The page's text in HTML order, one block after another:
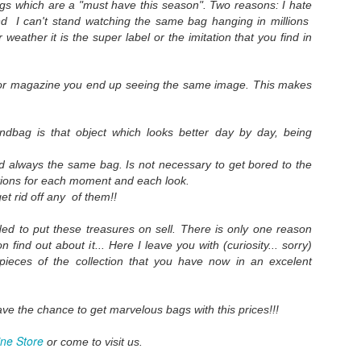
which are a "must have this season". Two reasons: I hate
I can't stand watching the same bag hanging in millions
weather it is the super label or the imitation that you find in
magazine you end up seeing the same image. This makes
is that object which looks better day by day, being
always the same bag. Is not necessary to get bored to the
for each moment and each look.
rid off any of them!!
to put these treasures on sell. There is only one reason
find out about it... Here I leave you with (curiosity... sorry)
of the collection that you have now in an excelent
the chance to get marvelous bags with this prices!!!
Store or come to visit us.
Este post es para despedirme de
trabajo Richi que tan buenos
momentos nos ha dado en este
tiempo que ha estado con
nosotros. Richi comienza una
nueva andadura en el mundo
hostelero y le deseamos todo lo
También, aprovecho para dar la
bienvenida a la nueva cara de
Ana Bondjale, (que os presento en
de nuestra web y de vuestros
Hemos dado una vuelta más a las
Siempre que llegamos a este
punto de la temporada os digo lo
mismo y no me canso.Las rebajas
la ganga...
Hacer colas eternas en
no merece la pena. Si eres de
Feliz Navidad 2017!
vez estamos en Navidad!! Estas fechas nos dan la excusa
para quedar con esos amigos que hace tiempo que no vemos,
una suerte contar con una plataforma como esta que me da la
de acercarme a un montón de gente que admiro y adoro.